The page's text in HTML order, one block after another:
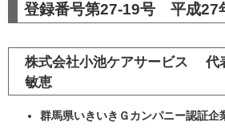
登録番号第27-19号 平成27
株式会社小池ケアサービス
敏恵
群馬県いきいきＧカンパニー認証企